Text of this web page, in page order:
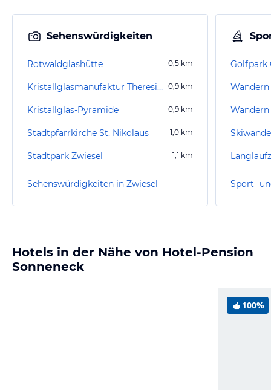
Sehenswürdigkeiten
Rotwaldglashütte 0,5 km
Kristallglasmanufaktur Theresienthal 0,9 km
Kristallglas-Pyramide 0,9 km
Stadtpfarrkirche St. Nikolaus 1,0 km
Stadtpark Zwiesel 1,1 km
Sehenswürdigkeiten in Zwiesel
Golfpark
Sport-
Hotels in der Nähe von Hotel-Pension
Sonneneck
100%